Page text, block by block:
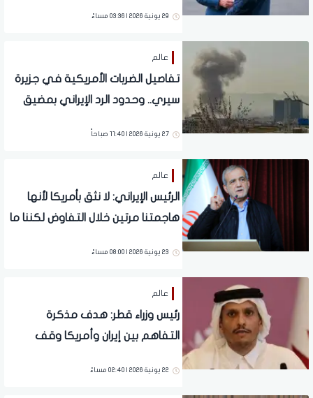
29 يونية 2026 | 03:36 مساءً
عالم
تفاصيل الضربات الأمريكية في جزيرة
سيري.. وحدود الرد الإيراني بمضيق
27 يونية 2026 | 11:40 صباحاً
عالم
الرئيس الإيراني: لا نثق بأمريكا لأنها
هاجمتنا مرتين خلال التفاوض لكننا ما
23 يونية 2026 | 08:00 مساءً
عالم
رئيس وزراء قطر: هدف مذكرة
التفاهم بين إيران وأمريكا وقف
22 يونية 2026 | 02:40 مساءً